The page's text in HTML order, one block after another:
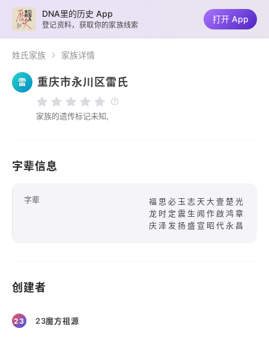
姓氏家族 家族详情
雷 重庆市永川区雷氏
家族的遗传标记未知,
字辈信息
字辈
福思必玉志天大壹楚光
龙时定震生闻作啟鸿章
庆泽发扬盛宣昭代永昌
创建者
23 23魔方祖源
DNA里的历史 App
登记资料，获取你的家族线索
打开 App